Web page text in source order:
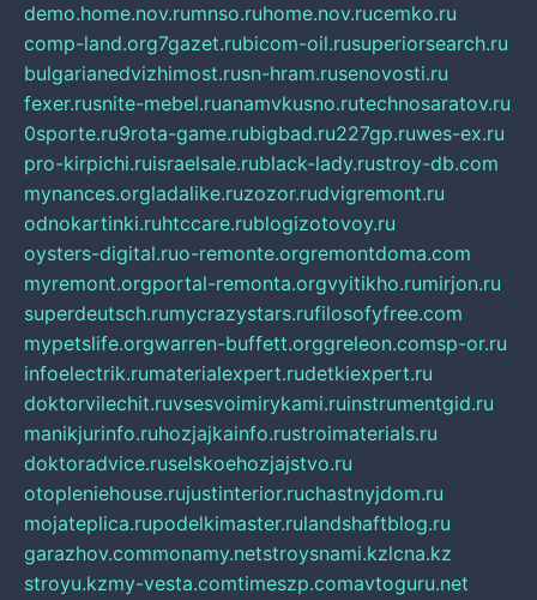
demo.home.nov.rumnso.ruhome.nov.rucemko.ru
comp-land.org7gazet.rubicom-oil.rusuperiorsearch.ru
bulgarianedvizhimost.rusn-hram.rusenovosti.ru
fexer.rusnite-mebel.ruanamvkusno.rutechnosaratov.ru
0sporte.ru9rota-game.rubigbad.ru227gp.ruwes-ex.ru
pro-kirpichi.ruisraelsale.rublack-lady.rustroy-db.com
mynances.orgladalike.ruzozor.rudvigremont.ru
odnokartinki.ruhtccare.rublogizotovoy.ru
oysters-digital.ruo-remonte.orgremontdoma.com
myremont.orgportal-remonta.orgvyitikho.rumirjon.ru
superdeutsch.rumycrazystars.rufilosofyfree.com
mypetslife.orgwarren-buffett.orggreleon.comsp-or.ru
infoelectrik.rumaterialexpert.rudetkiexpert.ru
doktorvilechit.ruvsesvoimirykami.ruinstrumentgid.ru
manikjurinfo.ruhozjajkainfo.rustroimaterials.ru
doktoradvice.ruselskoehozjajstvo.ru
otopleniehouse.rujustinterior.ruchastnyjdom.ru
mojateplica.rupodelkimaster.rulandshaftblog.ru
garazhov.commonamy.netstroysnami.kzlcna.kz
stroyu.kzmy-vesta.comtimeszp.comavtoguru.net